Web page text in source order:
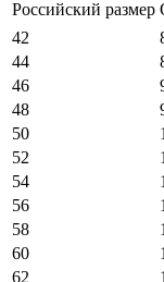
Российский размер
42
44
46
48
50
52
54
56
58
60
62